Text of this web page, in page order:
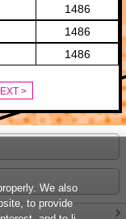
1486
1486
1486
>
We also
to provide